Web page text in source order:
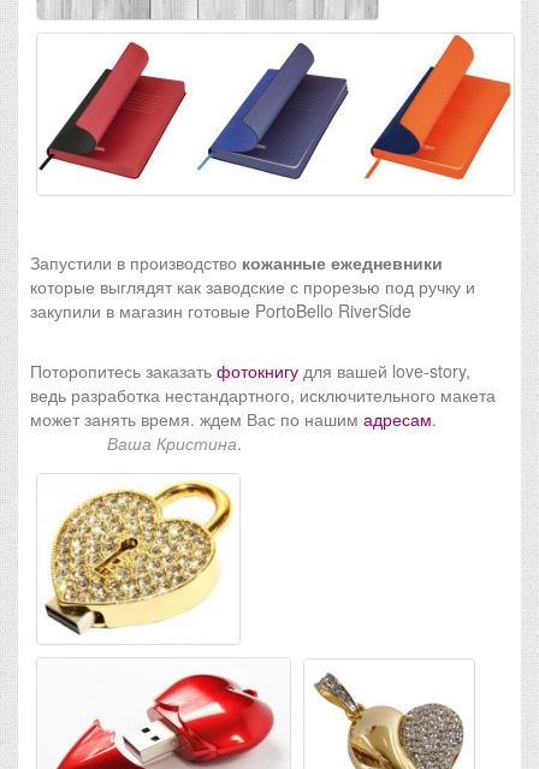
Запустили в производство кожанные ежедневники
которые выглядят как заводские с прорезью под ручку и
закупили в магазин готовые PortoBello RiverSide
Поторопитесь заказать фотокнигу для вашей love-story,
ведь разработка нестандартного, исключительного макета
может занять время. ждем Вас по нашим адресам.
Ваша Кристина.